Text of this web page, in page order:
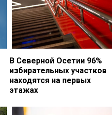
В Северной Осетии 96%
избирательных участков
находятся на первых
этажах